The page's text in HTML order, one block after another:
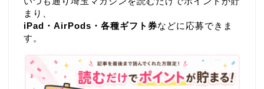
まり、
iPad・AirPods・各種ギフト券などに応募できま
す。